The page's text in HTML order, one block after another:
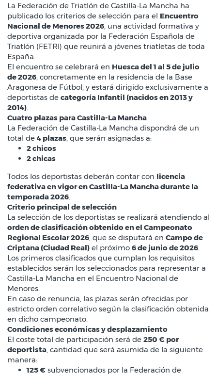
La Federación de Triatlón de Castilla-La Mancha ha
publicado los criterios de selección para el Encuentro
Nacional de Menores 2026 , una actividad formativa y
deportiva organizada por la Federación Española de
Triatlón (FETRI) que reunirá a jóvenes triatletas de toda
España.
El encuentro se celebrará en Huesca del 1 al 5 de julio
de 2026 , concretamente en la residencia de la Base
Aragonesa de Fútbol, y estará dirigido exclusivamente a
deportistas de categoría Infantil (nacidos en 2013 y
2014).
Cuatro plazas para Castilla-La Mancha
La Federación de Castilla-La Mancha dispondrá de un
total de 4 plazas , que serán asignadas a:
2 chicos
2 chicas
Todos los deportistas deberán contar con licencia
federativa en vigor en Castilla-La Mancha durante la
temporada 2026.
Criterio principal de selección
La selección de los deportistas se realizará atendiendo al
orden de clasificación obtenido en el Campeonato
Regional Escolar 2026 , que se disputará en Campo de
Criptana (Ciudad Real) el próximo 6 de junio de 2026.
Los primeros clasificados que cumplan los requisitos
establecidos serán los seleccionados para representar a
Castilla-La Mancha en el Encuentro Nacional de
Menores.
En caso de renuncia, las plazas serán ofrecidas por
estricto orden correlativo según la clasificación obtenida
en dicho campeonato.
Condiciones económicas y desplazamiento
El coste total de participación será de 250 € por
deportista , cantidad que será asumida de la siguiente
manera:
125 € subvencionados por la Federación de